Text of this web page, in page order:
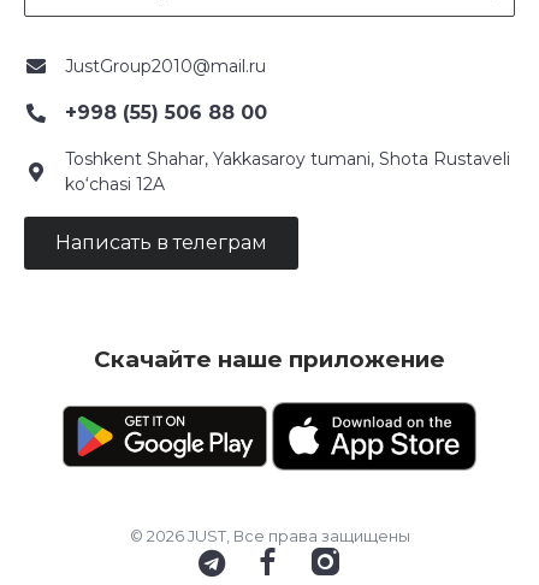
JustGroup2010@mail.ru
+998 (55) 506 88 00
Toshkent Shahar, Yakkasaroy tumani, Shota Rustaveli
ko‘chasi 12A
Написать в телеграм
Скачайте наше приложение
© 2026 JUST, Все права защищены